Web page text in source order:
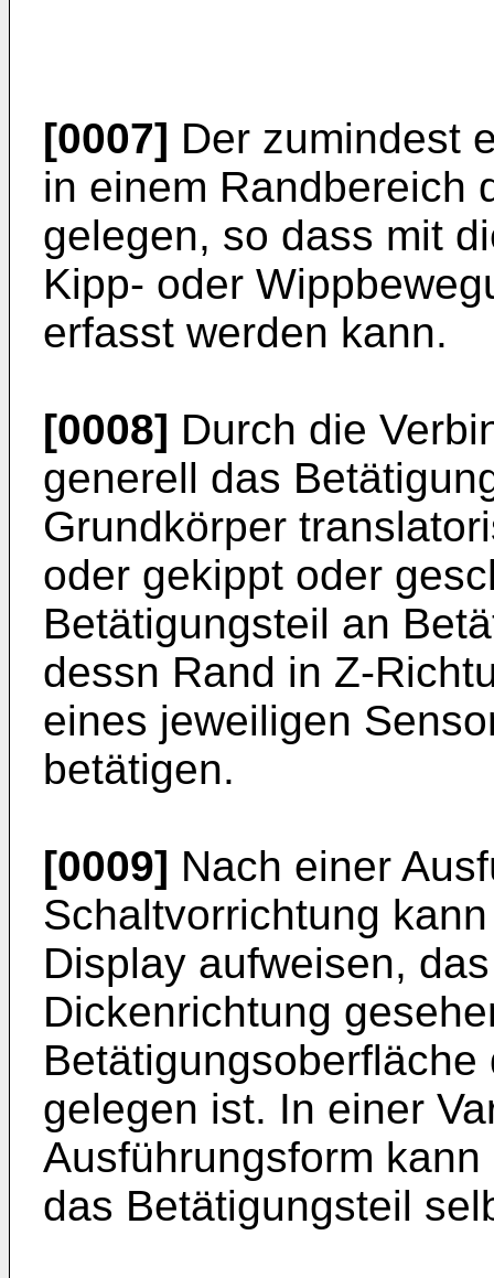
[0007] Der zumindest
in einem Randbereich
gelegen, so dass mit
Kipp- oder
erfasst werden kann.
[0008] Durch die
generell das
Grundkörper
oder gekippt oder
Betätigungsteil an
dessn Rand in Z-
eines jeweiligen
betätigen.
[0009] Nach einer
Schaltvorrichtung
Display aufweisen,
Dickenrichtung
gelegen ist. In einer
Ausführungsform
das Betätigungsteil